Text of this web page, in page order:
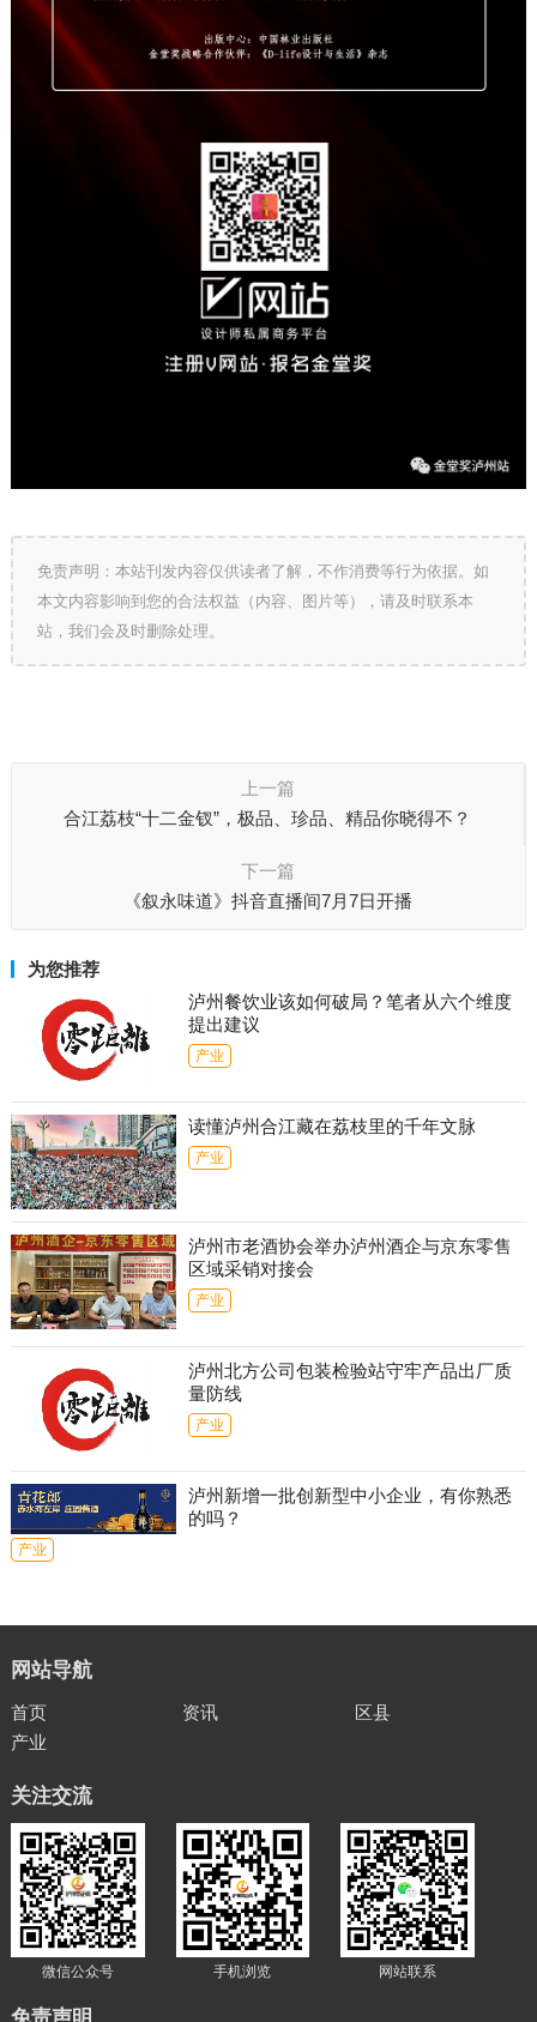
免责声明：本站刊发内容仅供读者了解，不作消费等行为依据。如
本文内容影响到您的合法权益（内容、图片等），请及时联系本
站，我们会及时删除处理。
上一篇
合江荔枝“十二金钗”，极品、珍品、精品你晓得不？
下一篇
《叙永味道》抖音直播间7月7日开播
为您推荐
泸州餐饮业该如何破局？笔者从六个维度
提出建议
产业
读懂泸州合江藏在荔枝里的千年文脉
产业
泸州市老酒协会举办泸州酒企与京东零售
区域采销对接会
产业
泸州北方公司包装检验站守牢产品出厂质
量防线
产业
泸州新增一批创新型中小企业，有你熟悉
的吗？
产业
网站导航
首页 资讯
区县
产业
关注交流
微信公众号 手机浏览 网站联系
免责声明